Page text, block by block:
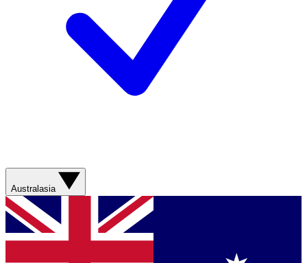
Australasia